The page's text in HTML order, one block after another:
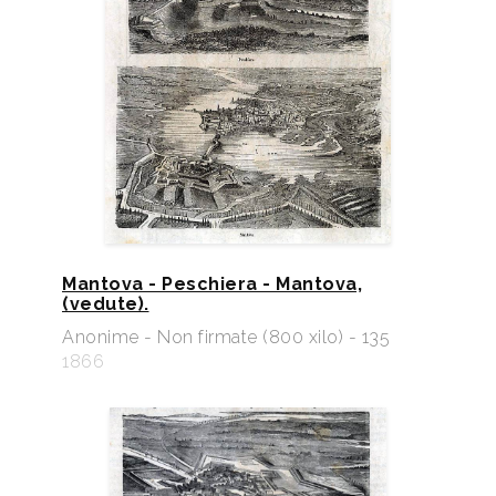
Mantova - Peschiera - Mantova,
(vedute).
Anonime - Non firmate (800 xilo) - 135
1866